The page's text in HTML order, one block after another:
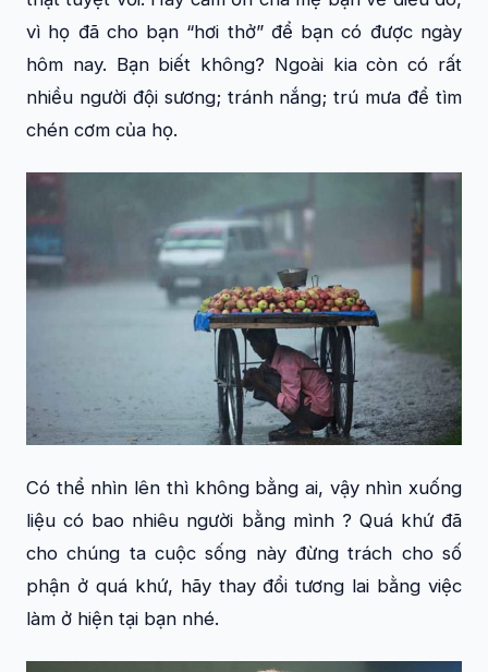
vì họ đã cho bạn “hơi thở” để bạn có được ngày
hôm nay. Bạn biết không? Ngoài kia còn có rất
nhiều người đội sương; tránh nắng; trú mưa để tìm
chén cơm của họ.
Có thể nhìn lên thì không bằng ai, vậy nhìn xuống
liệu có bao nhiêu người bằng mình ? Quá khứ đã
cho chúng ta cuộc sống này đừng trách cho số
phận ở quá khứ, hãy thay đổi tương lai bằng việc
làm ở hiện tại bạn nhé.